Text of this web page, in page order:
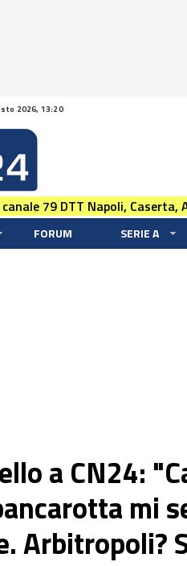
2026, 13:20
79 DTT Napoli, Caserta,
FORUM SERIE A
a CN24:
mi
Arbitropoli?